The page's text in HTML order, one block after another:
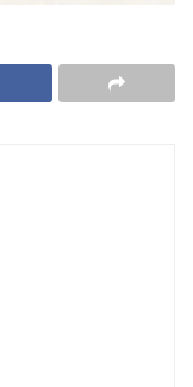
perusahaannya
road. Total
seluas 11. 959
ke Pemkab
Tbk yang